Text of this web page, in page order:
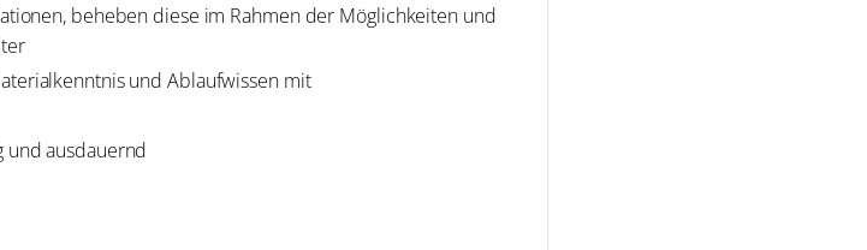
beheben diese im Rahmen der Möglichkeiten und
und Ablaufwissen mit
und ausdauernd